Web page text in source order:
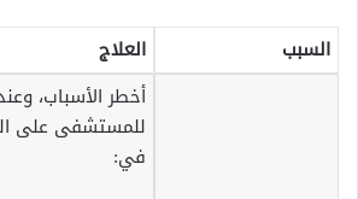
السبب العلاج
أخطر الأسباب،
للمستشفى على
في: